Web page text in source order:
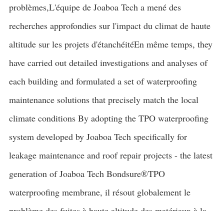
problèmes,L'équipe de Joaboa Tech a mené des
recherches approfondies sur l'impact du climat de haute
altitude sur les projets d'étanchéitéEn même temps, they
have carried out detailed investigations and analyses of
each building and formulated a set of waterproofing
maintenance solutions that precisely match the local
climate conditions By adopting the TPO waterproofing
system developed by Joaboa Tech specifically for
leakage maintenance and roof repair projects - the latest
generation of Joaboa Tech Bondsure®TPO
waterproofing membrane, il résout globalement le